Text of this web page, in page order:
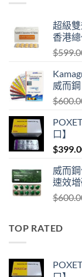
超級
香港
$
威而
$
口】
$
威而
速效
$
TOP RATED